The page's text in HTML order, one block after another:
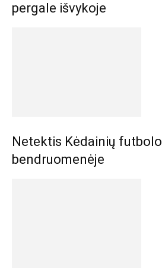
pergale išvykoje
Netektis Kėdainių futbolo
bendruomenėje